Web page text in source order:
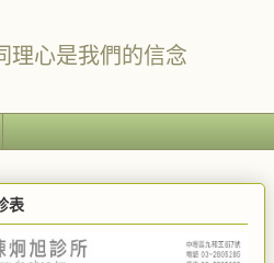
理心是我們的信念
表